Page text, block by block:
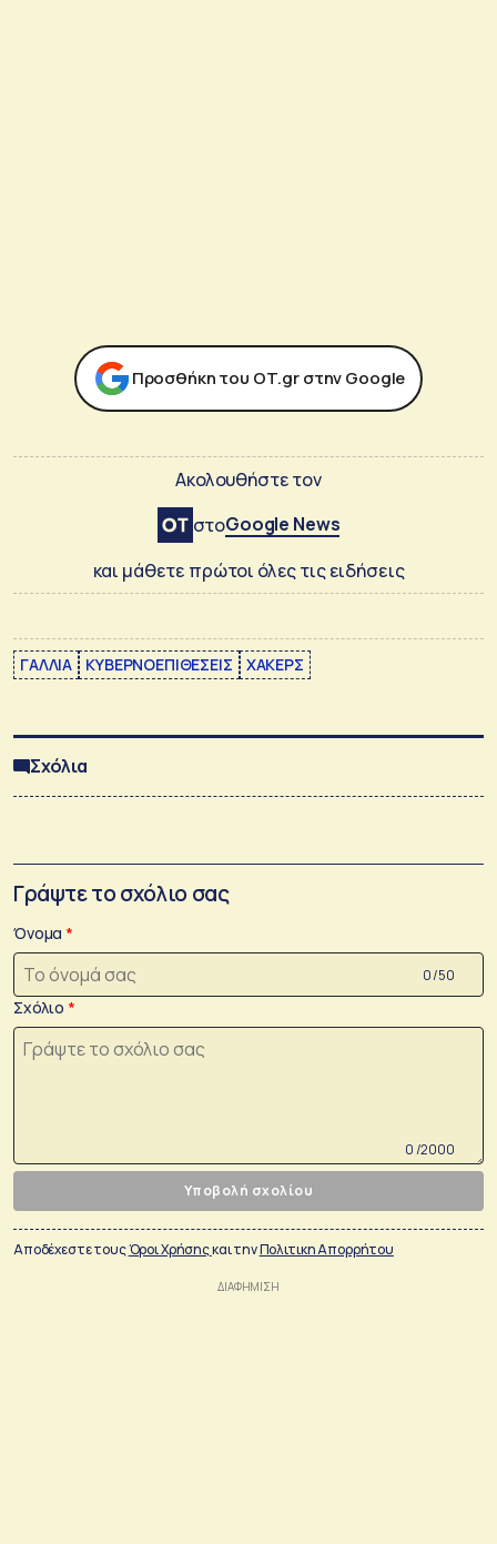
Προσθήκη του ΟΤ.gr στην Google
Ακολουθήστε τον
στοGoogle News
και μάθετε πρώτοι όλες τις ειδήσεις
ΓΑΛΛΙΑ ΚΥΒΕΡΝΟΕΠΙΘΕΣΕΙΣ ΧΑΚΕΡΣ
Σχόλια
Γράψτε το σχόλιο σας
Όνομα
0 /50
Σχόλιο
0 /2000
Υποβολή σχολίου
Αποδέχεστε τουςΌροι Χρήσηςκαι τηνΠολιτικη Απορρήτου